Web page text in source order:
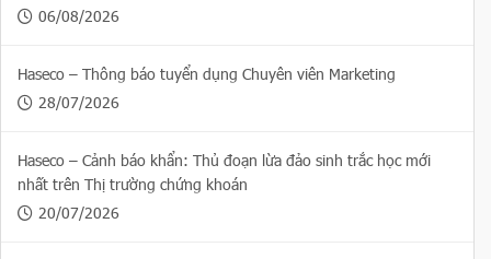
06/08/2026
Haseco – Thông báo tuyển dụng Chuyên viên Marketing
28/07/2026
Haseco – Cảnh báo khẩn: Thủ đoạn lừa đảo sinh trắc học mới
nhất trên Thị trường chứng khoán
20/07/2026